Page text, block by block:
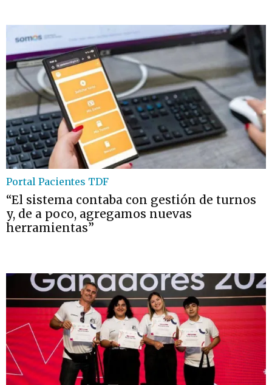
Portal Pacientes TDF
“El sistema contaba con gestión de turnos
y, de a poco, agregamos nuevas
herramientas”